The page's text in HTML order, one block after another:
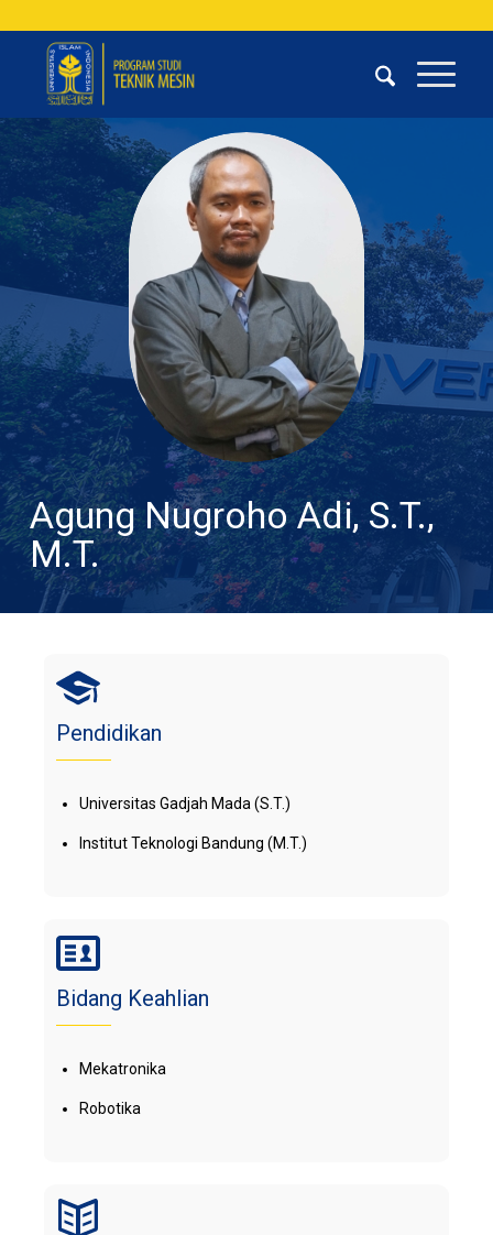
Agung Nugroho Adi, S.T.,
M.T.
Pendidikan
Universitas Gadjah Mada (S.T.)
Institut Teknologi Bandung (M.T.)
Bidang Keahlian
Mekatronika
Robotika